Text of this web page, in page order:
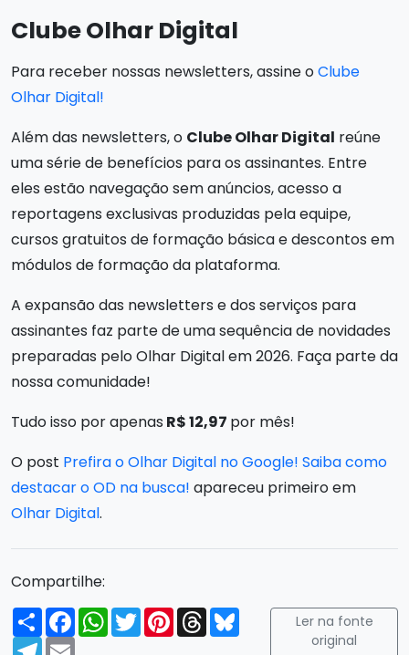
Clube Olhar Digital
Para receber nossas newsletters, assine oClube
Olhar Digital!
Além das newsletters, o Clube Olhar Digital reúne
uma série de benefícios para os assinantes. Entre
eles estão navegação sem anúncios, acesso a
reportagens exclusivas produzidas pela equipe,
cursos gratuitos de formação básica e descontos em
módulos de formação da plataforma.
A expansão das newsletters e dos serviços para
assinantes faz parte de uma sequência de novidades
preparadas pelo Olhar Digital em 2026. Faça parte da
nossa comunidade!
Tudo isso por apenas R$ 12,97 por mês!
O post Prefira o Olhar Digital no Google! Saiba como
destacar o OD na busca! apareceu primeiro em
Olhar Digital.
Compartilhe:
Compartilhar
FacebookWhatsApp
TwitterPinterest
ThreadsBluesky
Telegram
Email
Ler na fonte
original